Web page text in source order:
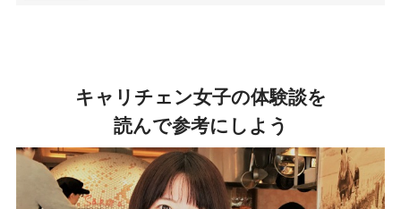
キャリチェン女子の体験談を
読んで参考にしよう